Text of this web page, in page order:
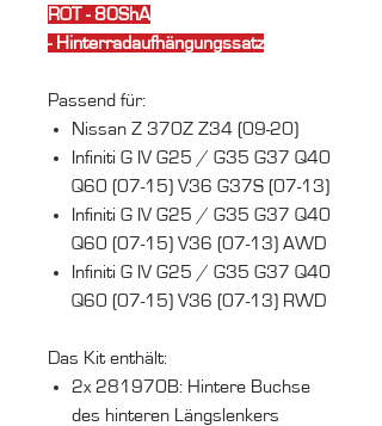
ROT - 80ShA
- Hinterradaufhängungssatz
Passend für:
Nissan Z 370Z Z34 (09-20)
Infiniti G IV G25 / G35 G37 Q40
Q60 (07-15) V36 G37S (07-13)
Infiniti G IV G25 / G35 G37 Q40
Q60 (07-15) V36 (07-13) AWD
Infiniti G IV G25 / G35 G37 Q40
Q60 (07-15) V36 (07-13) RWD
Das Kit enthält:
2x 281970B: Hintere Buchse
des hinteren Längslenkers